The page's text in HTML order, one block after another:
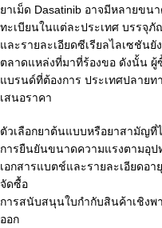
ยาเม็ด Dasatinib อาจมีหลายข
ทะเบียนในแต่ละประเทศ บรรจุ
และรายละเอียดซีเรียลไลเซชัน
ตลาดแหล่งที่มาที่ร้องขอ ดังนั้น ผู้
แบรนด์ที่ต้องการ ประเทศปลายท
เสนอราคา
ตัวเลือกยาต้นแบบหรือยาสามัญ
การยืนยันขนาดความแรงตามอุ
เอกสารแบตช์และรายละเอียดอ
จัดซื้อ
การสนับสนุนใบกำกับสินค้าเชิง
ออก